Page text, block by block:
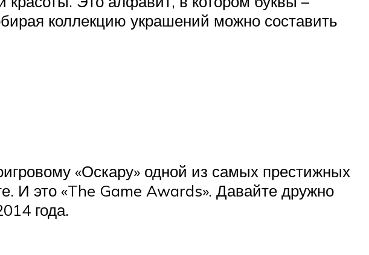
коллекцию украшений можно составить
«Оскару» одной из самых престижных
И это «The Game Awards». Давайте дружно
года.